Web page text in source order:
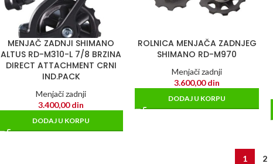
MENJAČ ZADNJI SHIMANO
ALTUS RD-M310-L 7/8 BRZINA
DIRECT ATTACHMENT CRNI
IND.PACK
Menjači zadnji
3.400,00din
DODAJ U KORPU
ROLNICA MENJAČA ZADNJEG
SHIMANO RD-M970
Menjači zadnji
3.600,00din
DODAJ U KORPU
1 2